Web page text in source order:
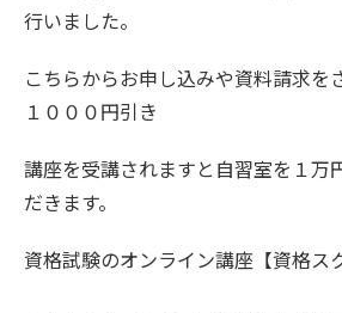
行いました。
こちらからお申し込みや資料請求を
１０００円引き
講座を受講されますと自習室を１万
だきます。
資格試験のオンライン講座【資格ス